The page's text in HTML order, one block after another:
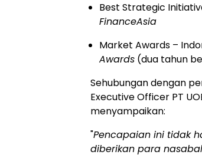
Best Strategic
FinanceAsia
Market Awards –
Awards (dua tahun
Sehubungan dengan
Executive Officer PT
menyampaikan:
"Pencapaian ini tidak
diberikan para